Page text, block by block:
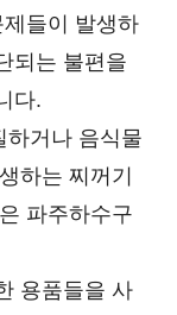
들이 발생하
되는 불편을
다.
하거나 음식물
하는 찌꺼기
파주하수구
용품들을 사